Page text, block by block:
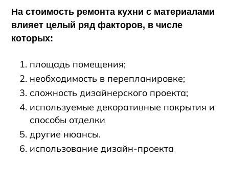
На стоимость ремонта кухни с материалами
влияет целый ряд факторов, в числе
которых:
площадь помещения;
необходимость в перепланировке;
сложность дизайнерского проекта;
используемые декоративные покрытия и
способы отделки
другие нюансы.
использование дизайн-проекта